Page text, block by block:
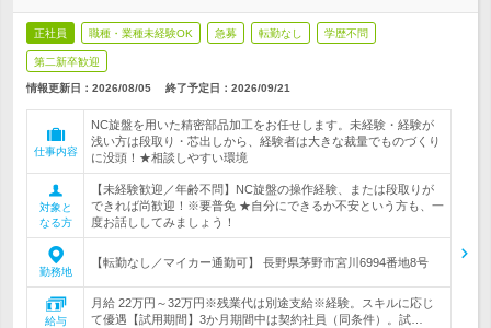
正社員 職種・業種未経験OK 急募 転勤なし 学歴不問
第二新卒歓迎
情報更新日：2026/08/05 終了予定日： 2026/09/21
仕事内容
NC旋盤を用いた精密部品加工をお任せします。未経験・経験が
浅い方は段取り・芯出しから、経験者は大きな裁量でものづくり
に没頭！★相談しやすい環境
対象と
なる方
【未経験歓迎／年齢不問】NC旋盤の操作経験、または段取りが
できれば尚歓迎！※要普免 ★自分にできるか不安という方も、一
度お話ししてみましょう！
勤務地
【転勤なし／マイカー通勤可】 長野県茅野市宮川6994番地8号
給与
月給 22万円～32万円※残業代は別途支給※経験。スキルに応じ
て優遇【試用期間】3か月期間中は契約社員（同条件）。試…